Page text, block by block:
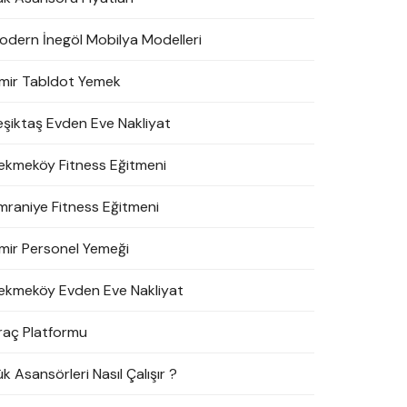
İnegöl Mobilya Modelleri
Tabldot Yemek
Evden Eve Nakliyat
Fitness Eğitmeni
Fitness Eğitmeni
Personel Yemeği
Evden Eve Nakliyat
Platformu
Asansörleri Nasıl Çalışır ?